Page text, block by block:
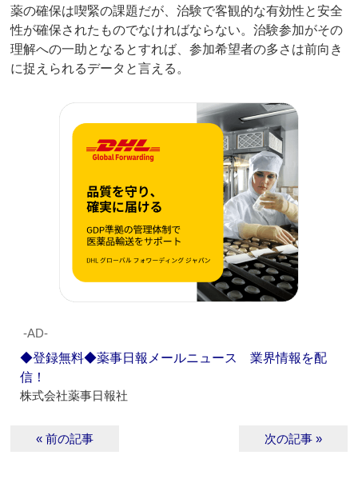
薬の確保は喫緊の課題だが、治験で客観的な有効性と安全
性が確保されたものでなければならない。治験参加がその
理解への一助となるとすれば、参加希望者の多さは前向き
に捉えられるデータと言える。
‐AD‐
◆登録無料◆薬事日報メールニュース 業界情報を配
信！
株式会社薬事日報社
« 前の記事 次の記事 »